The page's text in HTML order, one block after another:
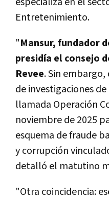
Entretenimiento.
"Mansur, fundador
presidía el consejo
Revee. Sin
de investigaciones
llamada Operación
noviembre de 2025
esquema de fraude
y corrupción
detalló el matutino
"Otra coincidencia: